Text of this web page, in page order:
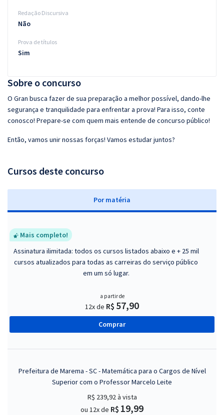
Sobre o concurso
O Gran busca fazer de sua preparação a melhor possível, dando-lhe
segurança e tranquilidade para enfrentar a prova! Para isso, conte
conosco! Prepare-se com quem mais entende de concurso público!
Então, vamos unir nossas forças! Vamos estudar juntos?
Cursos deste concurso
Por matéria
Mais completo!
Assinatura ilimitada: todos os cursos listados abaixo e + 25 mil
cursos atualizados para todas as carreiras do serviço público
em um só lugar.
a partir de
12x de R$ 57,90
Comprar
Prefeitura de Marema - SC - Matemática para o Cargos de Nível
Superior com o Professor Marcelo Leite
R$ 239,92à vista
ou 12x de R$ 19,99
Redação Discursiva
Não
Prova de títulos
Sim